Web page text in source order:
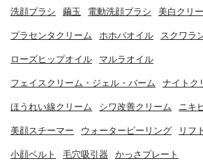
洗顔ブラシ 繭玉 電動洗顔ブラシ 美白クリ
プラセンタクリーム ホホバオイル スクワラ
ローズヒップオイル マルラオイル
フェイスクリーム・ジェル・バーム ナイトク
ほうれい線クリーム シワ改善クリーム ニキ
美顔スチーマー ウォーターピーリング リフ
小顔ベルト 毛穴吸引器 かっさプレート